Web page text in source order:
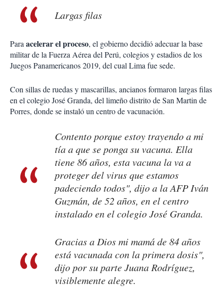
Largas filas
Paraacelerar el proceso, el gobierno decidió adecuar la base
militar de la Fuerza Aérea del Perú, colegios y estadios de los
Juegos Panamericanos 2019, del cual Lima fue sede.
Con sillas de ruedas y mascarillas, ancianos formaron largas filas
en el colegio José Granda, del limeño distrito de San Martin de
Porres, donde se instaló un centro de vacunación.
Contento porque estoy trayendo a mi
tía a que se ponga su vacuna. Ella
tiene 86 años, esta vacuna la va a
proteger del virus que estamos
padeciendo todos", dijo a la AFP Iván
Guzmán, de 52 años, en el centro
instalado en el colegio José Granda.
Gracias a Dios mi mamá de 84 años
está vacunada con la primera dosis",
dijo por su parte Juana Rodríguez,
visiblemente alegre.